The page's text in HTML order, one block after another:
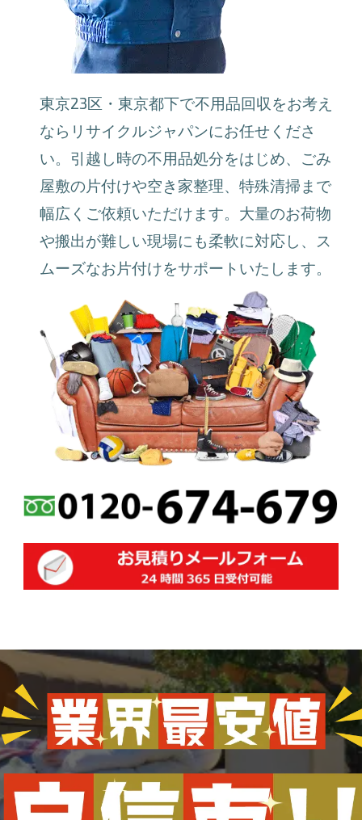
東京23区・東京都下で不用品回収をお考え
ならリサイクルジャパンにお任せくださ
い。引越し時の不用品処分をはじめ、ごみ
屋敷の片付けや空き家整理、特殊清掃まで
幅広くご依頼いただけます。大量のお荷物
や搬出が難しい現場にも柔軟に対応し、ス
ムーズなお片付けをサポートいたします。